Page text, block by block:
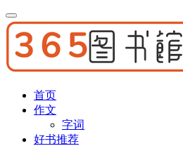
首页
作文
字词
好书推荐